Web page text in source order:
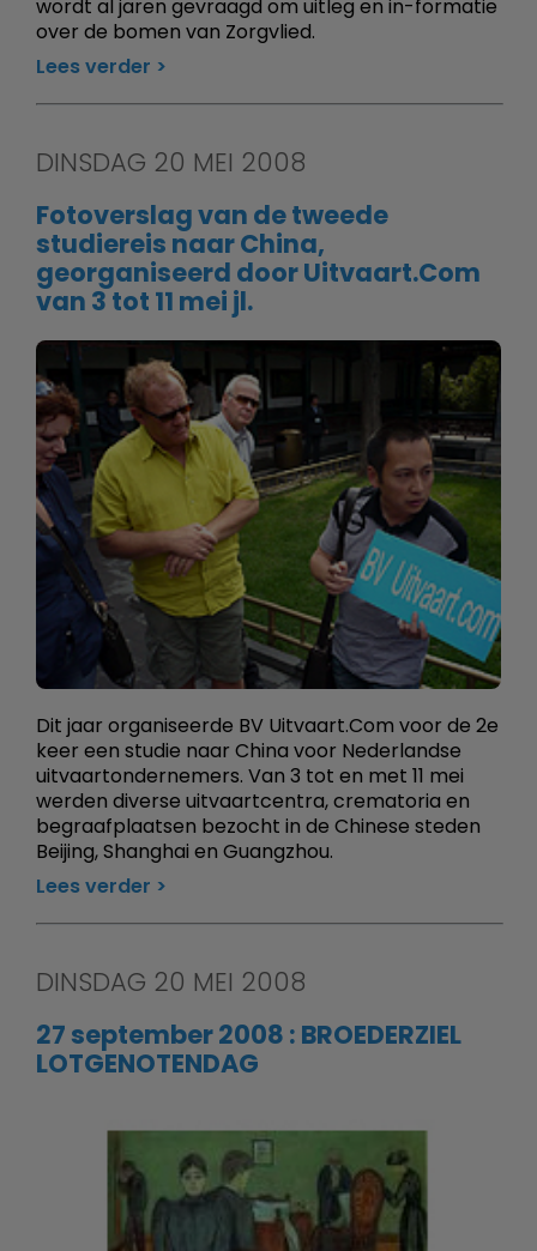
wordt al jaren gevraagd om uitleg en in-formatie
over de bomen van Zorgvlied.
Lees verder
DINSDAG 20 MEI 2008
Fotoverslag van de tweede
studiereis naar China,
georganiseerd door Uitvaart.Com
van 3 tot 11 mei jl.
Dit jaar organiseerde BV Uitvaart.Com voor de 2e
keer een studie naar China voor Nederlandse
uitvaartondernemers. Van 3 tot en met 11 mei
werden diverse uitvaartcentra, crematoria en
begraafplaatsen bezocht in de Chinese steden
Beijing, Shanghai en Guangzhou.
Lees verder
DINSDAG 20 MEI 2008
27 september 2008 : BROEDERZIEL
LOTGENOTENDAG